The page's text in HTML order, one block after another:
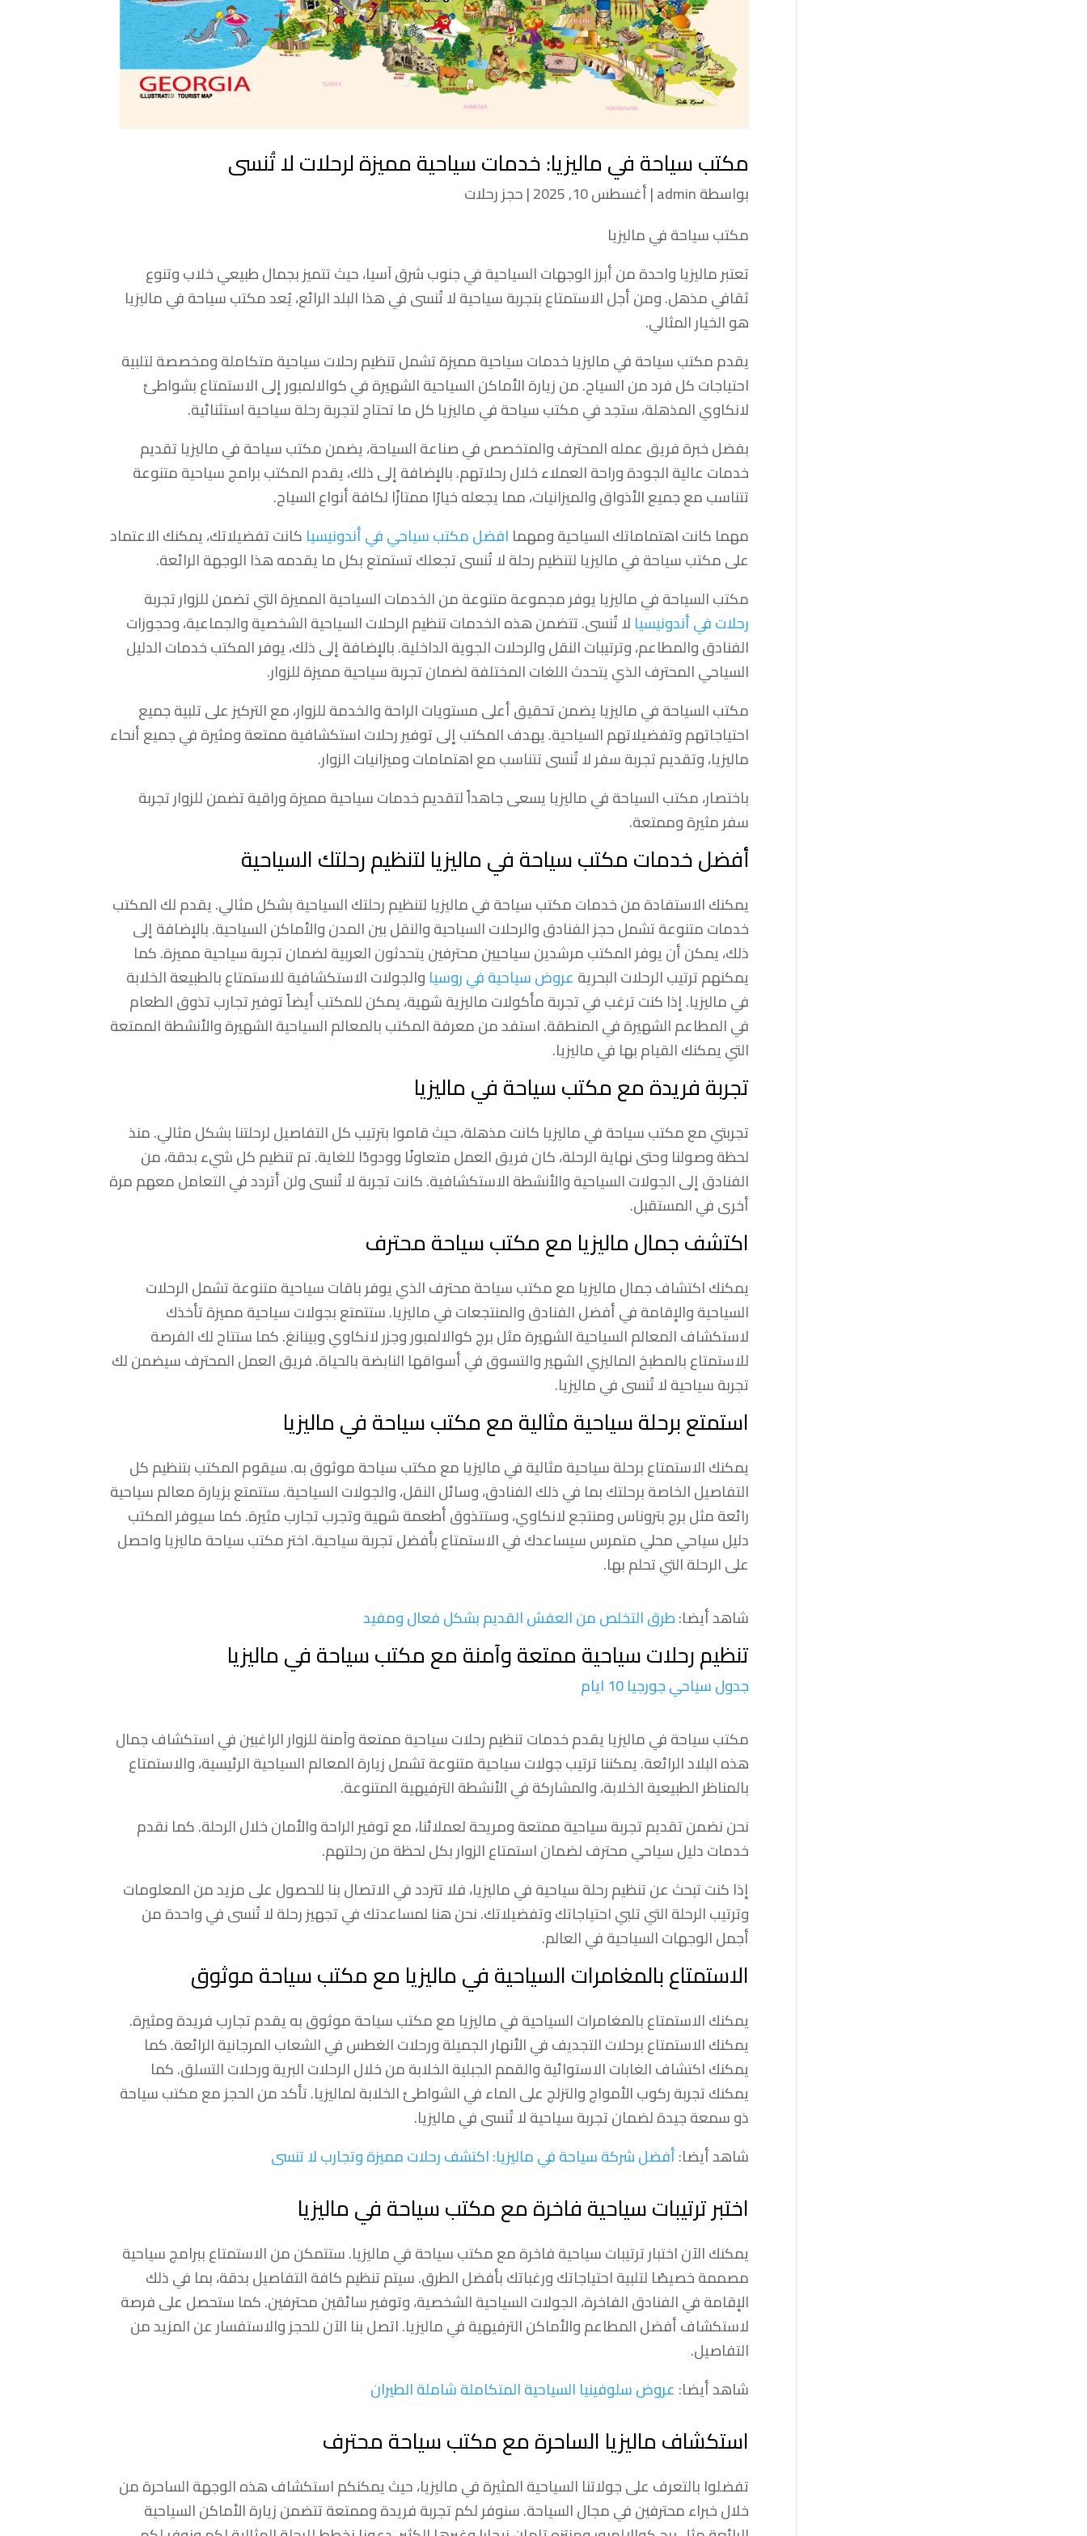
مكتب سياحة في ماليزيا: خدمات سياحية مميزة لرحلات لا تُنسى
بواسطةadmin
|أغسطس 10, 2025 |حجز رحلات
مكتب سياحة في ماليزيا
تعتبر ماليزيا واحدة من أبرز الوجهات السياحية في جنوب شرق آسيا، حيث تتميز بجمال طبيعي خلاب وتنوع
ثقافي مذهل. ومن أجل الاستمتاع بتجربة سياحية لا تُنسى في هذا البلد الرائع، يُعد مكتب سياحة في ماليزيا
هو الخيار المثالي.
يقدم مكتب سياحة في ماليزيا خدمات سياحية مميزة تشمل تنظيم رحلات سياحية متكاملة ومخصصة لتلبية
احتياجات كل فرد من السياح. من زيارة الأماكن السياحية الشهيرة في كوالالمبور إلى الاستمتاع بشواطئ
لانكاوي المذهلة، ستجد في مكتب سياحة في ماليزيا كل ما تحتاج لتجربة رحلة سياحية استثنائية.
بفضل خبرة فريق عمله المحترف والمتخصص في صناعة السياحة، يضمن مكتب سياحة في ماليزيا تقديم
خدمات عالية الجودة وراحة العملاء خلال رحلاتهم. بالإضافة إلى ذلك، يقدم المكتب برامج سياحية متنوعة
تتناسب مع جميع الأذواق والميزانيات، مما يجعله خيارًا ممتازًا لكافة أنواع السياح.
مهما كانت اهتماماتك السياحية ومهما افضل مكتب سياحي في أندونيسيا كانت تفضيلاتك، يمكنك الاعتماد
على مكتب سياحة في ماليزيا لتنظيم رحلة لا تُنسى تجعلك تستمتع بكل ما يقدمه هذا الوجهة الرائعة.
مكتب السياحة في ماليزيا يوفر مجموعة متنوعة من الخدمات السياحية المميزة التي تضمن للزوار تجربة
رحلات في أندونيسيا لا تُنسى. تتضمن هذه الخدمات تنظيم الرحلات السياحية الشخصية والجماعية، وحجوزات
الفنادق والمطاعم، وترتيبات النقل والرحلات الجوية الداخلية. بالإضافة إلى ذلك، يوفر المكتب خدمات الدليل
السياحي المحترف الذي يتحدث اللغات المختلفة لضمان تجربة سياحية مميزة للزوار.
مكتب السياحة في ماليزيا يضمن تحقيق أعلى مستويات الراحة والخدمة للزوار، مع التركيز على تلبية جميع
احتياجاتهم وتفضيلاتهم السياحية. يهدف المكتب إلى توفير رحلات استكشافية ممتعة ومثيرة في جميع أنحاء
ماليزيا، وتقديم تجربة سفر لا تُنسى تتناسب مع اهتمامات وميزانيات الزوار.
باختصار، مكتب السياحة في ماليزيا يسعى جاهداً لتقديم خدمات سياحية مميزة وراقية تضمن للزوار تجربة
سفر مثيرة وممتعة.
أفضل خدمات مكتب سياحة في ماليزيا لتنظيم رحلتك السياحية
يمكنك الاستفادة من خدمات مكتب سياحة في ماليزيا لتنظيم رحلتك السياحية بشكل مثالي. يقدم لك المكتب
خدمات متنوعة تشمل حجز الفنادق والرحلات السياحية والنقل بين المدن والأماكن السياحية. بالإضافة إلى
ذلك، يمكن أن يوفر المكتب مرشدين سياحيين محترفين يتحدثون العربية لضمان تجربة سياحية مميزة. كما
يمكنهم ترتيب الرحلات البحرية عروض سياحية في روسيا والجولات الاستكشافية للاستمتاع بالطبيعة الخلابة
في ماليزيا. إذا كنت ترغب في تجربة مأكولات ماليزية شهية، يمكن للمكتب أيضاً توفير تجارب تذوق الطعام
في المطاعم الشهيرة في المنطقة. استفد من معرفة المكتب بالمعالم السياحية الشهيرة والأنشطة الممتعة
التي يمكنك القيام بها في ماليزيا.
تجربة فريدة مع مكتب سياحة في ماليزيا
تجربتي مع مكتب سياحة في ماليزيا كانت مذهلة، حيث قاموا بترتيب كل التفاصيل لرحلتنا بشكل مثالي. منذ
لحظة وصولنا وحتى نهاية الرحلة، كان فريق العمل متعاونًا وودودًا للغاية. تم تنظيم كل شيء بدقة، من
الفنادق إلى الجولات السياحية والأنشطة الاستكشافية. كانت تجربة لا تُنسى ولن أتردد في التعامل معهم مرة
أخرى في المستقبل.
اكتشف جمال ماليزيا مع مكتب سياحة محترف
يمكنك اكتشاف جمال ماليزيا مع مكتب سياحة محترف الذي يوفر باقات سياحية متنوعة تشمل الرحلات
السياحية والإقامة في أفضل الفنادق والمنتجعات في ماليزيا. ستتمتع بجولات سياحية مميزة تأخذك
لاستكشاف المعالم السياحية الشهيرة مثل برج كوالالمبور وجزر لانكاوي وبينانغ. كما ستتاح لك الفرصة
للاستمتاع بالمطبخ الماليزي الشهير والتسوق في أسواقها النابضة بالحياة. فريق العمل المحترف سيضمن لك
تجربة سياحية لا تُنسى في ماليزيا.
استمتع برحلة سياحية مثالية مع مكتب سياحة في ماليزيا
يمكنك الاستمتاع برحلة سياحية مثالية في ماليزيا مع مكتب سياحة موثوق به. سيقوم المكتب بتنظيم كل
التفاصيل الخاصة برحلتك بما في ذلك الفنادق، وسائل النقل، والجولات السياحية. ستتمتع بزيارة معالم سياحية
رائعة مثل برج بتروناس ومنتجع لانكاوي، وستتذوق أطعمة شهية وتجرب تجارب مثيرة. كما سيوفر المكتب
دليل سياحي محلي متمرس سيساعدك في الاستمتاع بأفضل تجربة سياحية. اختر مكتب سياحة ماليزيا واحصل
على الرحلة التي تحلم بها.
شاهد أيضا:طرق التخلص من العفش القديم بشكل فعال ومفيد
تنظيم رحلات سياحية ممتعة وآمنة مع مكتب سياحة في ماليزيا
جدول سياحي جورجيا 10 ايام
مكتب سياحة في ماليزيا يقدم خدمات تنظيم رحلات سياحية ممتعة وآمنة للزوار الراغبين في استكشاف جمال
هذه البلاد الرائعة. يمكننا ترتيب جولات سياحية متنوعة تشمل زيارة المعالم السياحية الرئيسية، والاستمتاع
بالمناظر الطبيعية الخلابة، والمشاركة في الأنشطة الترفيهية المتنوعة.
نحن نضمن تقديم تجربة سياحية ممتعة ومريحة لعملائنا، مع توفير الراحة والأمان خلال الرحلة. كما نقدم
خدمات دليل سياحي محترف لضمان استمتاع الزوار بكل لحظة من رحلتهم.
إذا كنت تبحث عن تنظيم رحلة سياحية في ماليزيا، فلا تتردد في الاتصال بنا للحصول على مزيد من المعلومات
وترتيب الرحلة التي تلبي احتياجاتك وتفضيلاتك. نحن هنا لمساعدتك في تجهيز رحلة لا تُنسى في واحدة من
أجمل الوجهات السياحية في العالم.
الاستمتاع بالمغامرات السياحية في ماليزيا مع مكتب سياحة موثوق
يمكنك الاستمتاع بالمغامرات السياحية في ماليزيا مع مكتب سياحة موثوق به يقدم تجارب فريدة ومثيرة.
يمكنك الاستمتاع برحلات التجديف في الأنهار الجميلة ورحلات الغطس في الشعاب المرجانية الرائعة. كما
يمكنك اكتشاف الغابات الاستوائية والقمم الجبلية الخلابة من خلال الرحلات البرية ورحلات التسلق. كما
يمكنك تجربة ركوب الأمواج والتزلج على الماء في الشواطئ الخلابة لماليزيا. تأكد من الحجز مع مكتب سياحة
ذو سمعة جيدة لضمان تجربة سياحية لا تُنسى في ماليزيا.
شاهد أيضا:أفضل شركة سياحة في ماليزيا: اكتشف رحلات مميزة وتجارب لا تنسى
اختبر ترتيبات سياحية فاخرة مع مكتب سياحة في ماليزيا
يمكنك الآن اختبار ترتيبات سياحية فاخرة مع مكتب سياحة في ماليزيا. ستتمكن من الاستمتاع ببرامج سياحية
مصممة خصيصًا لتلبية احتياجاتك ورغباتك بأفضل الطرق. سيتم تنظيم كافة التفاصيل بدقة، بما في ذلك
الإقامة في الفنادق الفاخرة، الجولات السياحية الشخصية، وتوفير سائقين محترفين. كما ستحصل على فرصة
لاستكشاف أفضل المطاعم والأماكن الترفيهية في ماليزيا. اتصل بنا الآن للحجز والاستفسار عن المزيد من
التفاصيل.
شاهد أيضا: عروض سلوفينيا السياحية المتكاملة شاملة الطيران
استكشاف ماليزيا الساحرة مع مكتب سياحة محترف
تفضلوا بالتعرف على جولاتنا السياحية المثيرة في ماليزيا، حيث يمكنكم استكشاف هذه الوجهة الساحرة من
خلال خبراء محترفين في مجال السياحة. سنوفر لكم تجربة فريدة وممتعة تتضمن زيارة الأماكن السياحية